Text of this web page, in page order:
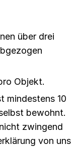
über drei
Objekt.
mindestens 10
bewohnt.
zwingend
von uns